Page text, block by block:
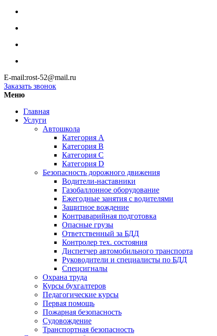
E-mail:rost-52@mail.ru
Заказать звонок
Меню
Главная
Услуги
Автошкола
Категория А
Категория В
Категория С
Категория D
Безопасность дорожного движения
Водители-наставники
Газобаллонное оборудование
Ежегодные занятия с водителями
Защитное вождение
Контраварийная подготовка
Опасные грузы
Ответственный за БДД
Контролер тех. состояния
Диспетчер автомобильного транспорта
Руководители и специалисты по БДД
Спецсигналы
Охрана труда
Курсы бухгалтеров
Педагогические курсы
Первая помощь
Пожарная безопасность
Судовождение
Транспортная безопасность